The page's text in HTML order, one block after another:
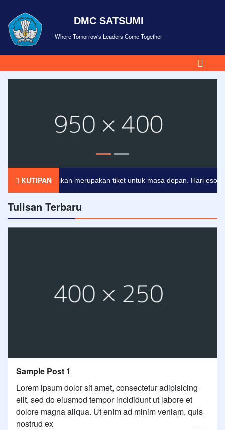
DMC SATSUMI
Where Tomorrow's Leaders Come Together
KUTIPAN
Pendidikan merupakan tiket untuk masa depan. Hari esok
Tulisan Terbaru
Sample Post 1
Lorem ipsum dolor sit amet, consectetur adipisicing
elit, sed do eiusmod tempor incididunt ut labore et
dolore magna aliqua. Ut enim ad minim veniam, quis
nostrud ex